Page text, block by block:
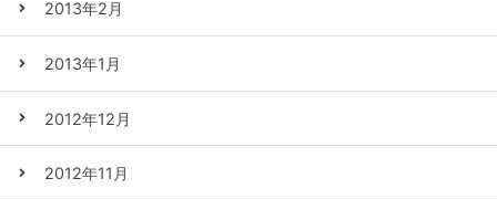
2013年2月
2013年1月
2012年12月
2012年11月